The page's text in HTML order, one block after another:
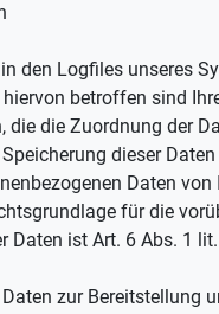
den Logfiles unseres
betroffen sind
die die Zuordnung der
dieser
Daten von
für die
Daten ist Art. 6 Abs. 1 lit.
zur Bereitstellung